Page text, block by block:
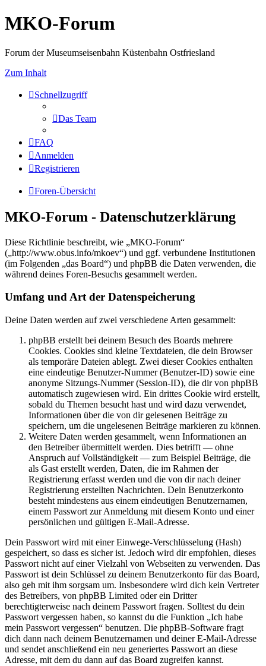
MKO-Forum
Forum der Museumseisenbahn Küstenbahn Ostfriesland
Zum Inhalt
Schnellzugriff
Das Team
FAQ
Anmelden
Registrieren
Foren-Übersicht
MKO-Forum - Datenschutzerklärung
Diese Richtlinie beschreibt, wie „MKO-Forum“
(„http://www.obus.info/mkoev“) und ggf. verbundene Institutionen
(im Folgenden „das Board“) und phpBB die Daten verwenden, die
während deines Foren-Besuchs gesammelt werden.
Umfang und Art der Datenspeicherung
Deine Daten werden auf zwei verschiedene Arten gesammelt:
phpBB erstellt bei deinem Besuch des Boards mehrere
Cookies. Cookies sind kleine Textdateien, die dein Browser
als temporäre Dateien ablegt. Zwei dieser Cookies enthalten
eine eindeutige Benutzer-Nummer (Benutzer-ID) sowie eine
anonyme Sitzungs-Nummer (Session-ID), die dir von phpBB
automatisch zugewiesen wird. Ein drittes Cookie wird erstellt,
sobald du Themen besucht hast und wird dazu verwendet,
Informationen über die von dir gelesenen Beiträge zu
speichern, um die ungelesenen Beiträge markieren zu können.
Weitere Daten werden gesammelt, wenn Informationen an
den Betreiber übermittelt werden. Dies betrifft — ohne
Anspruch auf Vollständigkeit — zum Beispiel Beiträge, die
als Gast erstellt werden, Daten, die im Rahmen der
Registrierung erfasst werden und die von dir nach deiner
Registrierung erstellten Nachrichten. Dein Benutzerkonto
besteht mindestens aus einem eindeutigen Benutzernamen,
einem Passwort zur Anmeldung mit diesem Konto und einer
persönlichen und gültigen E-Mail-Adresse.
Dein Passwort wird mit einer Einwege-Verschlüsselung (Hash)
gespeichert, so dass es sicher ist. Jedoch wird dir empfohlen, dieses
Passwort nicht auf einer Vielzahl von Webseiten zu verwenden. Das
Passwort ist dein Schlüssel zu deinem Benutzerkonto für das Board,
also geh mit ihm sorgsam um. Insbesondere wird dich kein Vertreter
des Betreibers, von phpBB Limited oder ein Dritter
berechtigterweise nach deinem Passwort fragen. Solltest du dein
Passwort vergessen haben, so kannst du die Funktion „Ich habe
mein Passwort vergessen“ benutzen. Die phpBB-Software fragt
dich dann nach deinem Benutzernamen und deiner E-Mail-Adresse
und sendet anschließend ein neu generiertes Passwort an diese
Adresse, mit dem du dann auf das Board zugreifen kannst.